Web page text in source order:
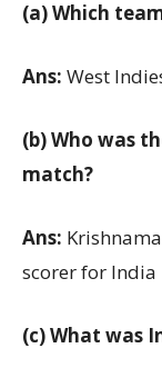
(a) Which
Ans: West
(b) Who was
match?
Ans:
scorer for India
(c) What was